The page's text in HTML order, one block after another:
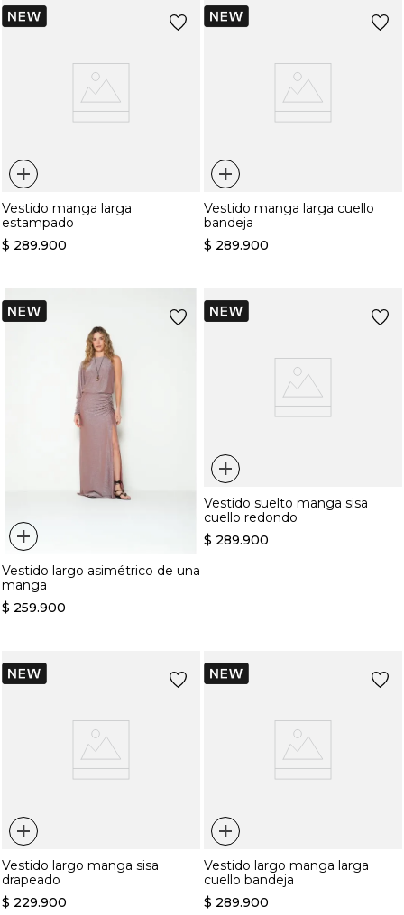
+
Vestido manga larga
estampado
$ 289.900
+
Vestido manga larga cuello
bandeja
$ 289.900
+
Vestido largo asimétrico de una
manga
$ 259.900
+
Vestido suelto manga sisa
cuello redondo
$ 289.900
+
Vestido largo manga sisa
drapeado
$ 229.900
+
Vestido largo manga larga
cuello bandeja
$ 289.900